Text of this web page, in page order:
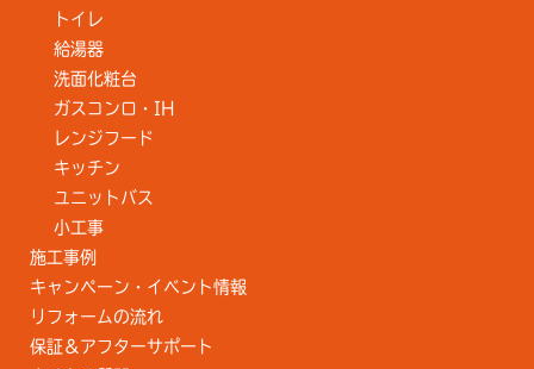
トイレ
給湯器
洗面化粧台
ガスコンロ・IH
レンジフード
キッチン
ユニットバス
小工事
施工事例
キャンペーン・イベント情報
リフォームの流れ
保証＆アフターサポート